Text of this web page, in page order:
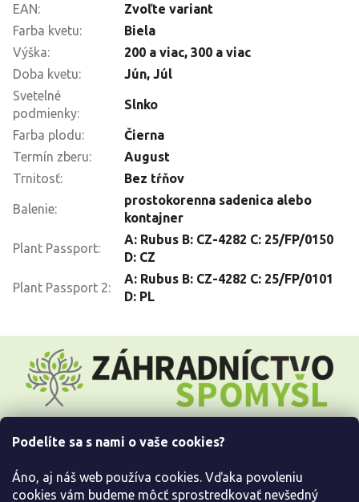
Podelíte sa s nami o vaše cookies?
Áno, aj náš web používa cookies. Vďaka povoleniu
cookies vám budeme môcť sprostredkovať nevšedný
EAN:
Zvoľte variant
Farba kvetu:
Biela
Výška: 200 a viac, 300 a viac
Doba kvetu:
Jún, Júl
Svetelné
podmienky:
Slnko
Farba plodu:
Čierna
Termín zberu:
August
Trnitosť: Bez tŕňov
Balenie:
prostokorenna sadenica alebo
kontajner
Plant Passport:
A: Rubus B: CZ-4282 C: 25/FP/0150
D: CZ
Plant Passport 2:
A: Rubus B: CZ-4282 C: 25/FP/0101
D: PL
t
Informácie pre Vás